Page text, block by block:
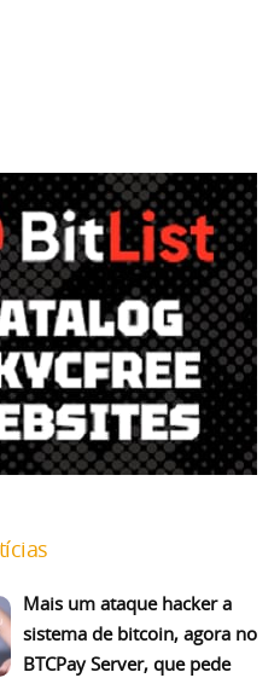
Mais um ataque hacker a
sistema de bitcoin, agora no
BTCPay Server, que pede